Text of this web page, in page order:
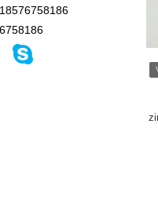
18576758186